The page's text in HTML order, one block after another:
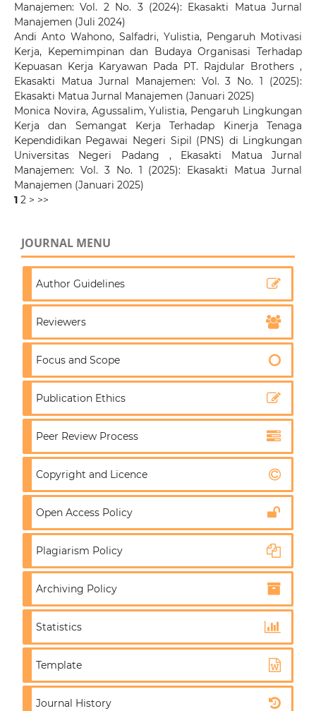
Manajemen: Vol. 2 No. 3 (2024): Ekasakti Matua Jurnal
Manajemen (Juli 2024)
Andi Anto Wahono, Salfadri, Yulistia, Pengaruh Motivasi
Kerja, Kepemimpinan dan Budaya Organisasi Terhadap
Kepuasan Kerja Karyawan Pada PT. Rajdular Brothers,
Ekasakti Matua Jurnal Manajemen: Vol. 3 No. 1 (2025):
Ekasakti Matua Jurnal Manajemen (Januari 2025)
Monica Novira, Agussalim, Yulistia, Pengaruh Lingkungan
Kerja dan Semangat Kerja Terhadap Kinerja Tenaga
Kependidikan Pegawai Negeri Sipil (PNS) di Lingkungan
Universitas Negeri Padang ,
Ekasakti Matua Jurnal
Manajemen: Vol. 3 No. 1 (2025): Ekasakti Matua Jurnal
Manajemen (Januari 2025)
1 2 > >>
JOURNAL MENU
Author Guidelines
Reviewers
Focus and Scope
Publication Ethics
Peer Review Process
Copyright and Licence
Open Access Policy
Plagiarism Policy
Archiving Policy
Statistics
Template
Journal History